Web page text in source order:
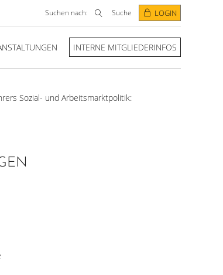
Suchen nach: Suche LOGIN
INTERNE MITGLIEDERINFOS
Sozial- und Arbeitsmarktpolitik: